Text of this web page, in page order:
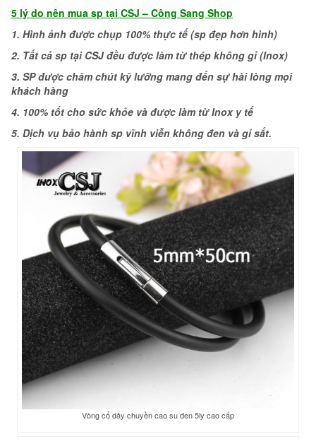
5 lý do nên mua sp tại CSJ – Công Sang Shop
1. Hình ảnh được chụp 100% thực tế (sp đẹp hơn hình)
2. Tất cả sp tại CSJ đều được làm từ thép không gỉ (Inox)
3. SP được chăm chút kỹ lưỡng mang đến sự hài lòng mọi
khách hàng
4. 100% tốt cho sức khỏe và được làm từ Inox y tế
5. Dịch vụ bảo hành sp vĩnh viễn không đen và gỉ sắt.
Vòng cổ dây chuyền cao su đen 5ly cao cấp